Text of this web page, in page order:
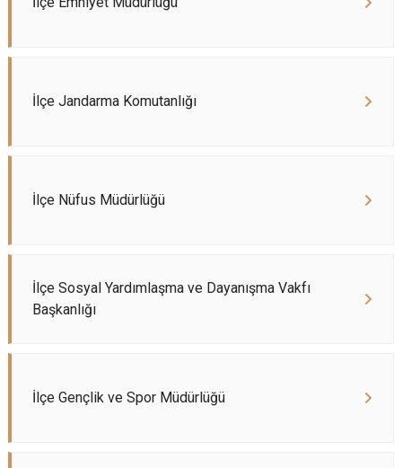
İlçe Jandarma Komutanlığı
İlçe Nüfus Müdürlüğü
İlçe Sosyal Yardımlaşma ve Dayanışma Vakfı
Başkanlığı
İlçe Gençlik ve Spor Müdürlüğü